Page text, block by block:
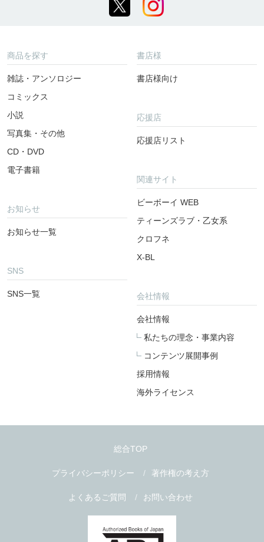
商品を探す
雑誌・アンソロジー
コミックス
小説
写真集・その他
CD・DVD
電子書籍
お知らせ
お知らせ一覧
SNS
SNS一覧
書店様
書店様向け
応援店
応援店リスト
関連サイト
ビーボーイ WEB
ティーンズラブ・乙女系
クロフネ
X-BL
会社情報
会社情報
私たちの理念・事業内容
コンテンツ展開事例
採用情報
海外ライセンス
総合TOP
プライバシーポリシー 著作権の考え方
よくあるご質問 お問い合わせ